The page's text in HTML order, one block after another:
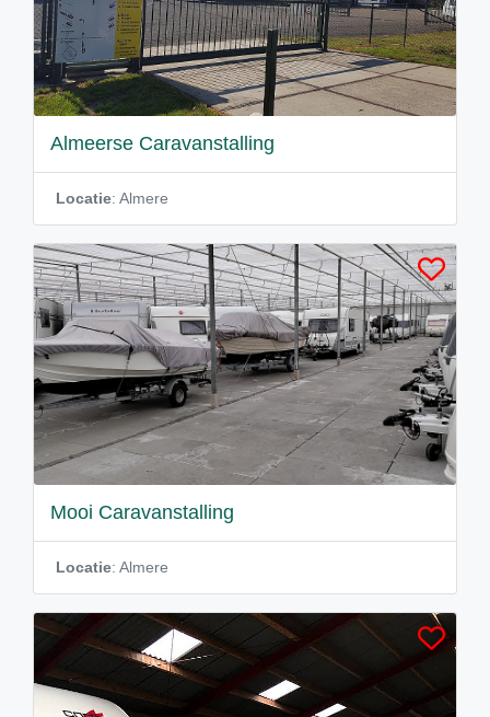
Almeerse Caravanstalling
Locatie: Almere
Mooi Caravanstalling
Locatie: Almere